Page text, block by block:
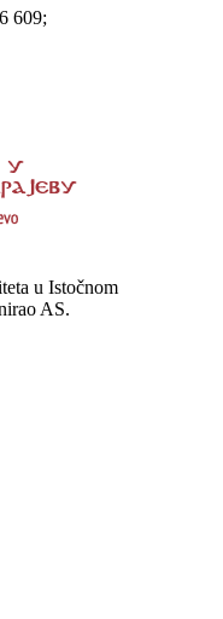
609;
u Istočnom
AS.